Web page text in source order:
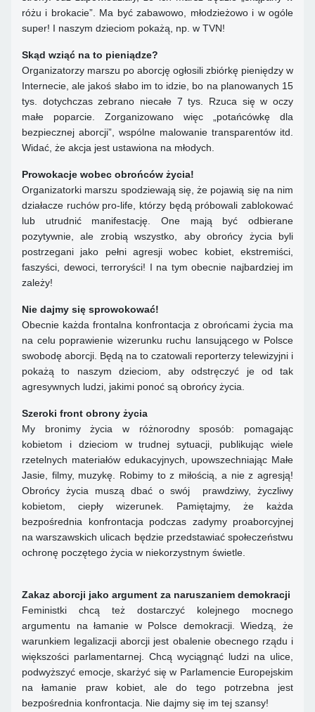
różu i brokacie”. Ma być zabawowo, młodzieżowo i w ogóle
super! I naszym dzieciom pokażą, np. w TVN!
Skąd wziąć na to pieniądze?
Organizatorzy marszu po aborcję ogłosili zbiórkę pieniędzy w
Internecie, ale jakoś słabo im to idzie, bo na planowanych 15
tys. dotychczas zebrano niecałe 7 tys. Rzuca się w oczy
małe poparcie. Zorganizowano więc „potańcówkę dla
bezpiecznej aborcji”, wspólne malowanie transparentów itd.
Widać, że akcja jest ustawiona na młodych.
Prowokacje wobec obrońców życia!
Organizatorki marszu spodziewają się, że pojawią się na nim
działacze ruchów pro-life, którzy będą próbowali zablokować
lub utrudnić manifestację. One mają być odbierane
pozytywnie, ale zrobią wszystko, aby obrońcy życia byli
postrzegani jako pełni agresji wobec kobiet, ekstremiści,
faszyści, dewoci, terroryści! I na tym obecnie najbardziej im
zależy!
Nie dajmy się sprowokować!
Obecnie każda frontalna konfrontacja z obrońcami życia ma
na celu poprawienie wizerunku ruchu lansującego w Polsce
swobodę aborcji. Będą na to czatowali reporterzy telewizyjni i
pokażą to naszym dzieciom, aby odstręczyć je od tak
agresywnych ludzi, jakimi ponoć są obrońcy życia.
Szeroki front obrony życia
My bronimy życia w różnorodny sposób: pomagając
kobietom i dzieciom w trudnej sytuacji, publikując wiele
rzetelnych materiałów edukacyjnych, upowszechniając Małe
Jasie, filmy, muzykę. Robimy to z miłością, a nie z agresją!
Obrońcy życia muszą dbać o swój prawdziwy, życzliwy
kobietom, ciepły wizerunek. Pamiętajmy, że każda
bezpośrednia konfrontacja podczas zadymy proaborcyjnej
na warszawskich ulicach będzie przedstawiać społeczeństwu
ochronę poczętego życia w niekorzystnym świetle.
Zakaz aborcji jako argument za naruszaniem demokracji
Feministki chcą też dostarczyć kolejnego mocnego
argumentu na łamanie w Polsce demokracji. Wiedzą, że
warunkiem legalizacji aborcji jest obalenie obecnego rządu i
większości parlamentarnej. Chcą wyciągnąć ludzi na ulice,
podwyższyć emocje, skarżyć się w Parlamencie Europejskim
na łamanie praw kobiet, ale do tego potrzebna jest
bezpośrednia konfrontacja. Nie dajmy się im tej szansy!